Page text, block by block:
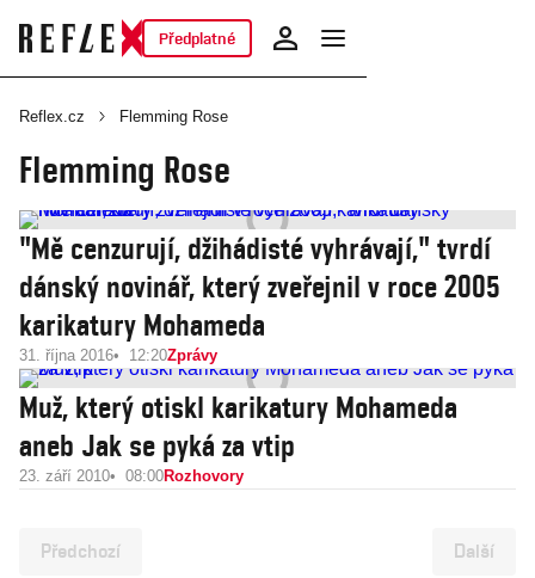
Předplatné
Reflex.cz Flemming Rose
Flemming Rose
"Mě cenzurují, džihádisté vyhrávají," tvrdí
dánský novinář, který zveřejnil v roce 2005
karikatury Mohameda
31. října 2016 12:20Zprávy
Muž, který otiskl karikatury Mohameda
aneb Jak se pyká za vtip
23. září 2010 08:00Rozhovory
Předchozí Další